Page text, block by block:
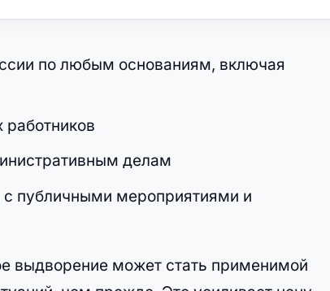
по любым основаниям, включая
делам
публичными мероприятиями и
выдворение может стать применимой